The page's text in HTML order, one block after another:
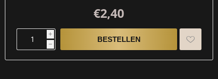
€2,40
i
h